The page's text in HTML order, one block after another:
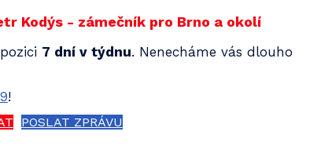
Kodýs - zámečník pro Brno a okolí
7 dní v týdnu. Nenecháme vás dlouho
!
POSLAT ZPRÁVU